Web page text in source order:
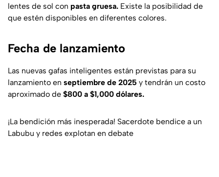
lentes de sol con pasta gruesa. Existe la posibilidad de
que estén disponibles en diferentes colores.
Fecha de lanzamiento
Las nuevas gafas inteligentes están previstas para su
lanzamiento en septiembre de 2025 y tendrán un costo
aproximado de $800 a $1,000 dólares.
¡La bendición más inesperada! Sacerdote bendice a un
Labubu y redes explotan en debate